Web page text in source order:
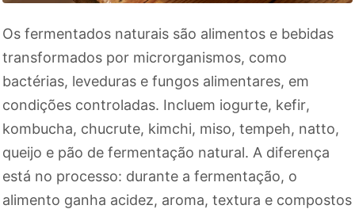
Os fermentados naturais são alimentos e bebidas
transformados por microrganismos, como
bactérias, leveduras e fungos alimentares, em
condições controladas. Incluem iogurte, kefir,
kombucha, chucrute, kimchi, miso, tempeh, natto,
queijo e pão de fermentação natural. A diferença
está no processo: durante a fermentação, o
alimento ganha acidez, aroma, textura e compostos